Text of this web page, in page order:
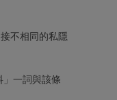
不相同的私隱
一詞與該條